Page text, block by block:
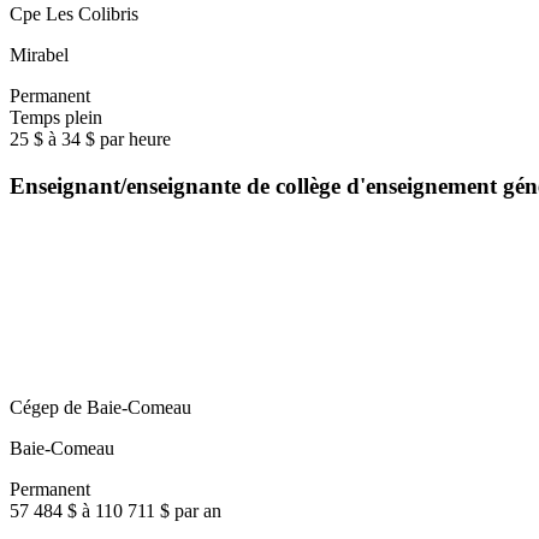
Cpe Les Colibris
Mirabel
Permanent
Temps plein
25 $ à 34 $ par heure
Enseignant/enseignante de collège d'enseignement
Cégep de Baie-Comeau
Baie-Comeau
Permanent
57 484 $ à 110 711 $ par an